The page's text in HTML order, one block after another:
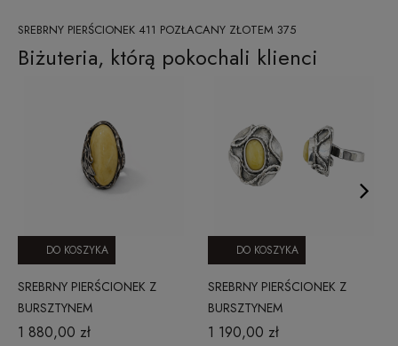
SREBRNY PIERŚCIONEK 411 POZŁACANY ZŁOTEM 375
Biżuteria, którą pokochali klienci
SREBRNY PIERŚCIONEK Z
BURSZTYNEM
1 880,00 zł
DO KOSZYKA
SREBRNY PIERŚCIONEK Z
BURSZTYNEM
1 190,00 zł
DO KOSZYKA